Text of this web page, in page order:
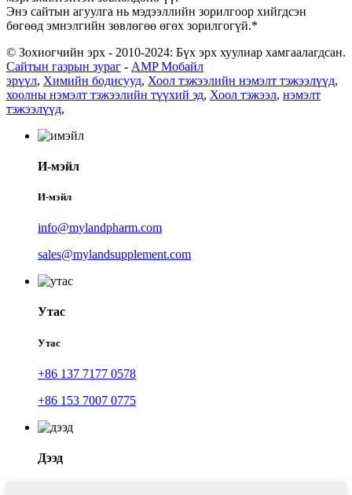
Энэ сайтын агуулга нь мэдээллийн зорилгоор хийгдсэн
бөгөөд эмнэлгийн зөвлөгөө өгөх зорилгогүй.*
© Зохиогчийн эрх - 2010-2024: Бүх эрх хуулиар хамгаалагдсан.
Сайтын газрын зураг - AMP Мобайл
эрүүл, Химийн бодисууд, Хоол тэжээлийн нэмэлт тэжээлүүд,
хоолны нэмэлт тэжээлийн түүхий эд, Хоол тэжээл, нэмэлт
тэжээлүүд,
И-мэйл
И-мэйл
info@mylandpharm.com
sales@mylandsupplement.com
Утас
Утас
+86 137 7177 0578
+86 153 7007 0775
Дээд